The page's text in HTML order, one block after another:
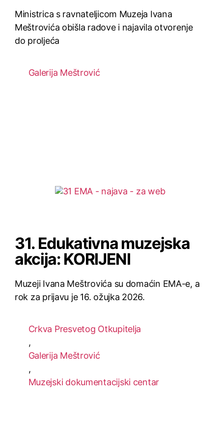
Ministrica s ravnateljicom Muzeja Ivana
Meštrovića obišla radove i najavila otvorenje
do proljeća
Galerija Meštrović
31. Edukativna muzejska
akcija: KORIJENI
Muzeji Ivana Meštrovića su domaćin EMA-e, a
rok za prijavu je 16. ožujka 2026.
Crkva Presvetog Otkupitelja
,
Galerija Meštrović
,
Muzejski dokumentacijski centar